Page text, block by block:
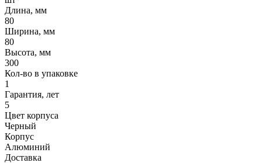
Длина, мм
80
Ширина, мм
80
Высота, мм
300
Кол-во в упаковке
1
Гарантия, лет
5
Цвет корпуса
Черный
Корпус
Алюминий
Доставка